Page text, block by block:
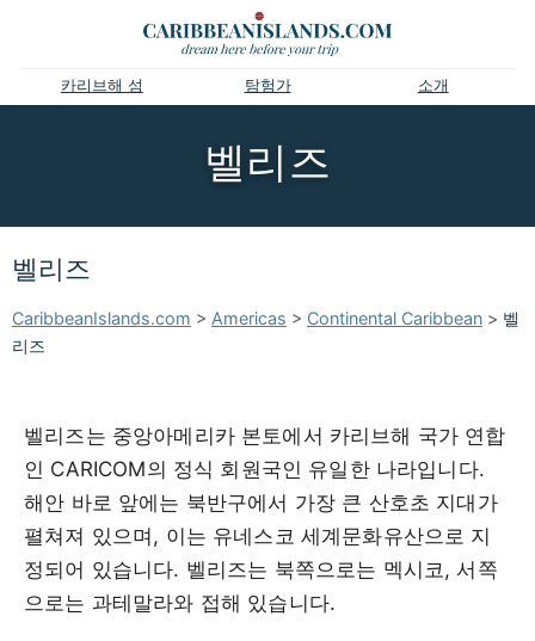
카리브해 섬 탐험가 소개
벨리즈
벨리즈
CaribbeanIslands.com > Americas > Continental Caribbean > 벨
리즈
벨리즈는 중앙아메리카 본토에서 카리브해 국가 연합
인 CARICOM의 정식 회원국인 유일한 나라입니다.
해안 바로 앞에는 북반구에서 가장 큰 산호초 지대가
펼쳐져 있으며, 이는 유네스코 세계문화유산으로 지
정되어 있습니다. 벨리즈는 북쪽으로는 멕시코, 서쪽
으로는 과테말라와 접해 있습니다.